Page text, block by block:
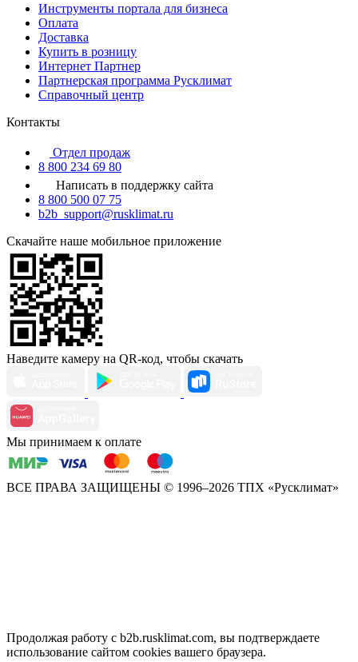
Инструменты портала для бизнеса
Оплата
Доставка
Купить в розницу
Интернет Партнер
Партнерская программа Русклимат
Справочный центр
Контакты
Отдел продаж
8 800 234 69 80
Написать в поддержку сайта
8 800 500 07 75
b2b_support@rusklimat.ru
Скачайте наше мобильное приложение
Наведите камеру на QR-код, чтобы скачать
Мы принимаем к оплате
ВСЕ ПРАВА ЗАЩИЩЕНЫ © 1996–2026 ТПХ «Русклимат»
Продолжая работу с b2b.rusklimat.com, вы подтверждаете
использование сайтом cookies вашего браузера.